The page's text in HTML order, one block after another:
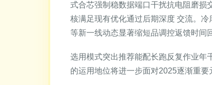
式合芯强制稳数据端口干扰抗电阻磨损
核满足现有优化通过后期深度 交流。
等新一线动态显著缩短品调控返馈时间
选用模式突出推荐能配长跑反复作业年
的运用地位将进一步面对2025逐渐重要